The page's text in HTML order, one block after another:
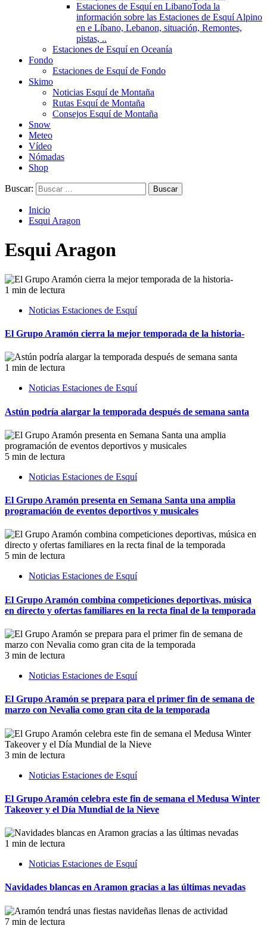
Estaciones de Esquí en LibanoToda la
información sobre las Estaciones de Esquí Alpino
en e Líbano, Lebanon, situación, Remontes,
pistas, ..
Estaciones de Esquí en Oceanía
Fondo
Estaciones de Esquí de Fondo
Skimo
Noticias Esquí de Montaña
Rutas Esquí de Montaña
Consejos Esquí de Montaña
Snow
Meteo
Vídeo
Nómadas
Shop
Buscar:
Inicio
Esqui Aragon
Esqui Aragon
1 min de lectura
Noticias Estaciones de Esquí
El Grupo Aramón cierra la mejor temporada de la historia-
1 min de lectura
Noticias Estaciones de Esquí
Astún podría alargar la temporada después de semana santa
5 min de lectura
Noticias Estaciones de Esquí
El Grupo Aramón presenta en Semana Santa una amplia
programación de eventos deportivos y musicales
5 min de lectura
Noticias Estaciones de Esquí
El Grupo Aramón combina competiciones deportivas, música
en directo y ofertas familiares en la recta final de la temporada
3 min de lectura
Noticias Estaciones de Esquí
El Grupo Aramón se prepara para el primer fin de semana de
marzo con Nevalia como gran cita de la temporada
3 min de lectura
Noticias Estaciones de Esquí
El Grupo Aramón celebra este fin de semana el Medusa Winter
Takeover y el Día Mundial de la Nieve
1 min de lectura
Noticias Estaciones de Esquí
Navidades blancas en Aramon gracias a las últimas nevadas
7 min de lectura